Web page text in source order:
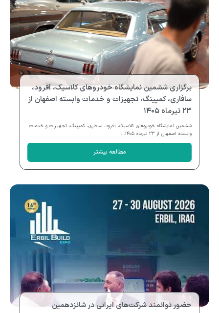
برگزاری ششمین نمایشگاه خودروهای کلاسیک، آفرود،
سافاری، کمپینگ، تجهیزات و خدمات وابسته اصفهان از
۲۳ تیرماه ۱۴۰۵
ششمین نمایشگاه خودروهای کلاسیک، آفرود، سافاری، کمپینگ، تجهیزات و خدمات
وابسته اصفهان از ۲۳ تیرماه ۱۴۰۵...
مطالعه بیشتر
حضور توانمند شرکت‌های ایرانی در شانزدهمین